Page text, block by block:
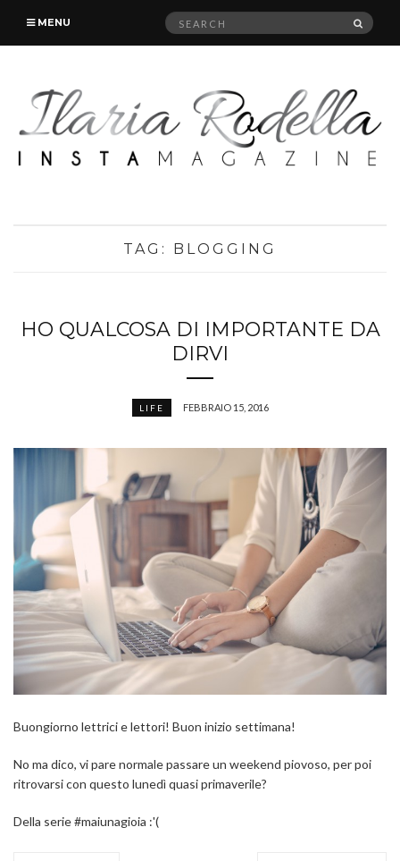
MENU
Search
TAG: BLOGGING
HO QUALCOSA DI IMPORTANTE DA
DIRVI
LIFE FEBBRAIO 15, 2016
Buongiorno lettrici e lettori! Buon inizio settimana!
No ma dico, vi pare normale passare un weekend piovoso, per poi
ritrovarsi con questo lunedì quasi primaverile?
Della serie #maiunagioia :'(